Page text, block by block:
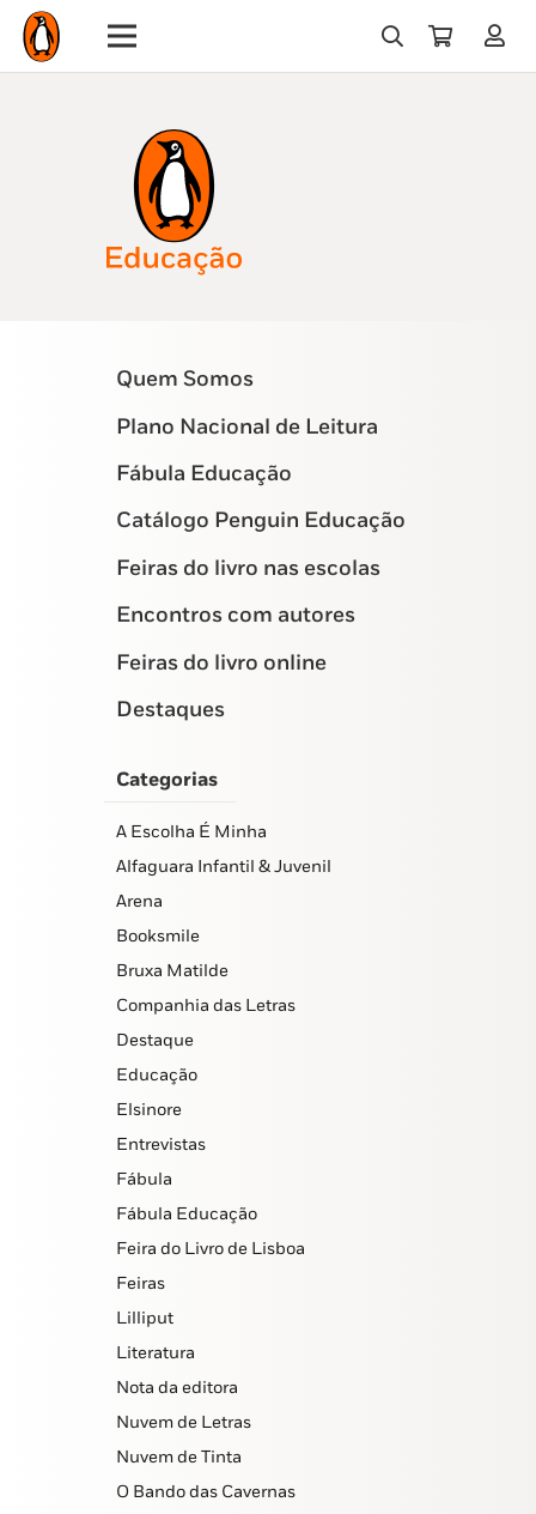
Quem Somos
Plano Nacional de Leitura
Fábula Educação
Catálogo Penguin Educação
Feiras do livro nas escolas
Encontros com autores
Feiras do livro online
Destaques
Categorias
A Escolha É Minha
Alfaguara Infantil & Juvenil
Arena
Booksmile
Bruxa Matilde
Companhia das Letras
Destaque
Educação
Elsinore
Entrevistas
Fábula
Fábula Educação
Feira do Livro de Lisboa
Feiras
Lilliput
Literatura
Nota da editora
Nuvem de Letras
Nuvem de Tinta
O Bando das Cavernas